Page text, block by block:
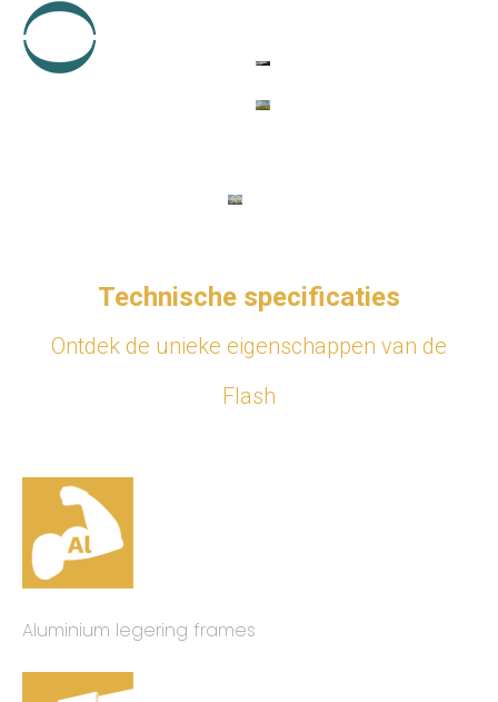
Technische specificaties
Ontdek de unieke eigenschappen van de
Flash
Aluminium legering frames